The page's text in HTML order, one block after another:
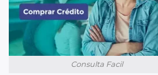
Consulta Facil